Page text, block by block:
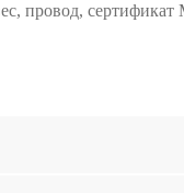
провод,